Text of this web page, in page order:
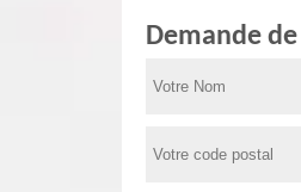
Demande